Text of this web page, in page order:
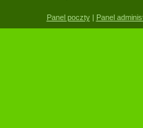
Panel poczty| Panel